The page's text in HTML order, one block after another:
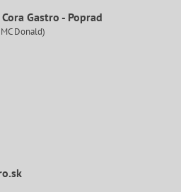
Gastro - Poprad
Donald)